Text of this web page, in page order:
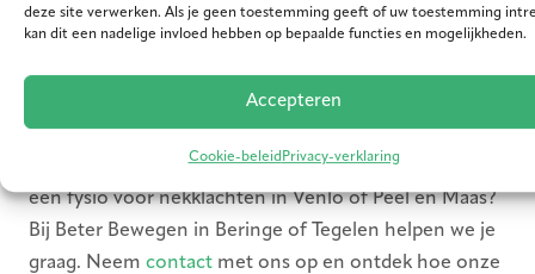
deze site verwerken. Als je geen toestemming geeft of uw toestemming
kan dit een nadelige invloed hebben op bepaalde functies en mogelijkheden.
Accepteren
Cookie-beleid Privacy-verklaring
Maak eenvoudig een
Heb je last van nekklachten en ben je op zoek naar
een fysio voor nekklachten in Venlo of Peel en Maas?
Bij Beter Bewegen in Beringe of Tegelen helpen we je
graag. Neem contact met ons op en ontdek hoe onze